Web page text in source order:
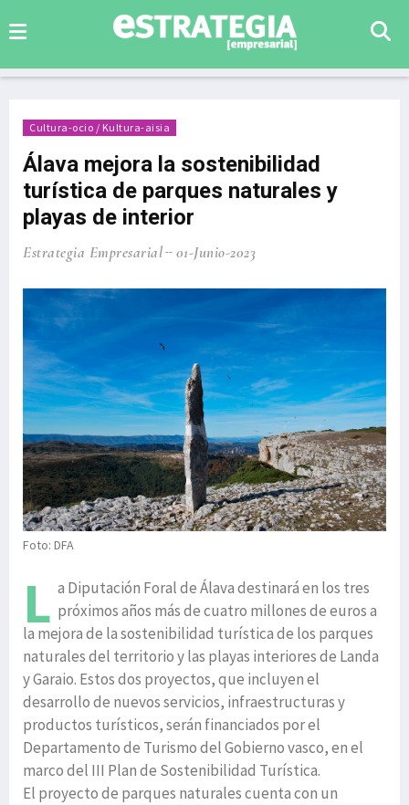
Cultura-ocio / Kultura-aisia
Álava mejora la sostenibilidad
turística de parques naturales y
playas de interior
Estrategia Empresarial 01-Junio-2023
Foto: DFA
L a Diputación Foral de Álava destinará en los tres
próximos años más de cuatro millones de euros a
la mejora de la sostenibilidad turística de los parques
naturales del territorio y las playas interiores de Landa
y Garaio. Estos dos proyectos, que incluyen el
desarrollo de nuevos servicios, infraestructuras y
productos turísticos, serán financiados por el
Departamento de Turismo del Gobierno vasco, en el
marco del III Plan de Sostenibilidad Turística.
El proyecto de parques naturales cuenta con un